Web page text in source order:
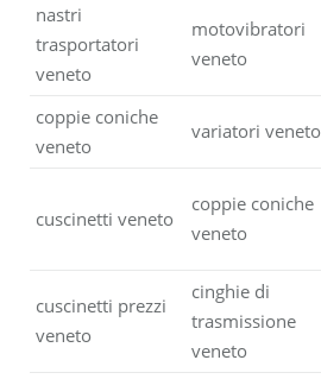
nastri
trasportatori
veneto
motovibratori
veneto
coppie coniche
veneto
variatori veneto
cuscinetti veneto
coppie coniche
veneto
cuscinetti prezzi
veneto
cinghie di
trasmissione
veneto